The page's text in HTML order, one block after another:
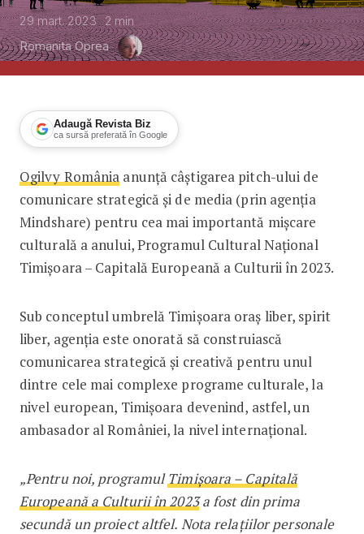
29 mart. 2023 2min
Romanita Oprea
Adaugă Revista Biz
ca sursă preferată în Google
Ogilvy România este partenerul
Ogilvy România anunță câștigarea pitch-ului de
comunicare strategică și de media (prin agenția
Mindshare) pentru cea mai importantă mișcare
culturală a anului, Programul Cultural Național
Timișoara – Capitală Europeană a Culturii în 2023.
Sub conceptul umbrelă Timișoara oraș liber, spirit
liber, agenția este onorată să construiască
comunicarea strategică și creativă pentru unul
dintre cele mai complexe programe culturale, la
nivel european, Timișoara devenind, astfel, un
ambasador al României, la nivel internațional.
„Pentru noi, programulTimișoara – Capitală
Europeană a Culturii în 2023a fost din prima
secundă un proiect altfel. Nota relațiilor personale